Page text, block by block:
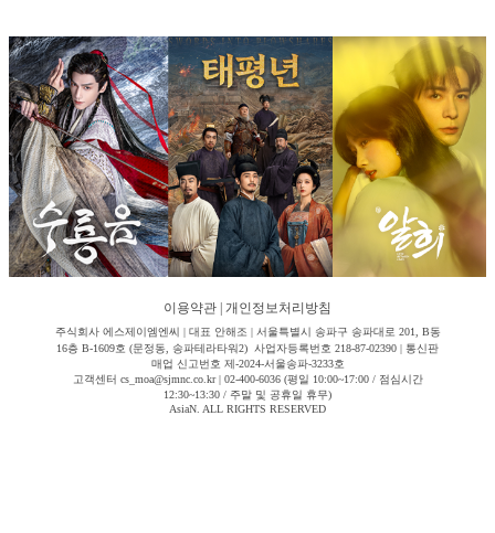
이용약관 개인정보처리방침
주식회사 에스제이엠엔씨 | 대표 안해조 | 서울특별시 송파구 송파대로 201, B동
16층 B-1609호 (문정동, 송파테라타워2) 사업자등록번호 218-87-02390 | 통신판
매업 신고번호 제-2024-서울송파-3233호
고객센터 cs_moa@sjmnc.co.kr | 02-400-6036 (평일 10:00~17:00 / 점심시간
12:30~13:30 / 주말 및 공휴일 휴무)
AsiaN. ALL RIGHTS RESERVED